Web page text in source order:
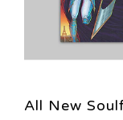
All New